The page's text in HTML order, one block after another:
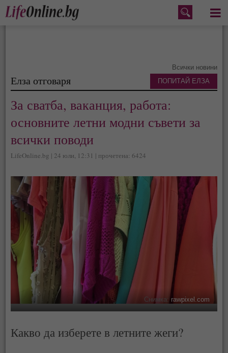
Меню
Всички новини
Елза отговаря
За сватба, ваканция, работа:
основните летни модни съвети за
всички поводи
LifeOnline.bg | 24 юли, 12:31 | прочетена: 6424
Снимка: rawpixel.com
Какво да изберете в летните жеги?
ПОПИТАЙ ЕЛЗА